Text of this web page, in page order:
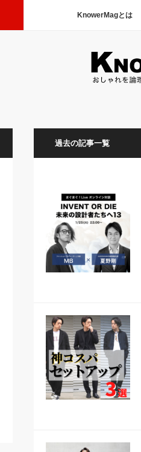
KnowerMagとは
過去の記事一覧